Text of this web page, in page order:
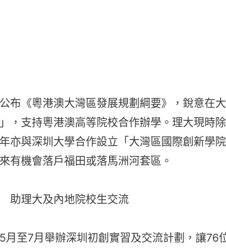
布《粵港澳大灣區發展規劃綱要》，銳意在
，支持粵港澳高等院校合作辦學。理大現時
亦與深圳大學合作設立「大灣區國際創新學
有機會落戶福田或落馬洲河套區。
助理大及內地院校生交流
月至7月舉辦深圳初創實習及交流計劃，讓76